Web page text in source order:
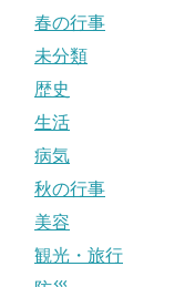
春の行事
未分類
歴史
生活
病気
秋の行事
美容
観光・旅行